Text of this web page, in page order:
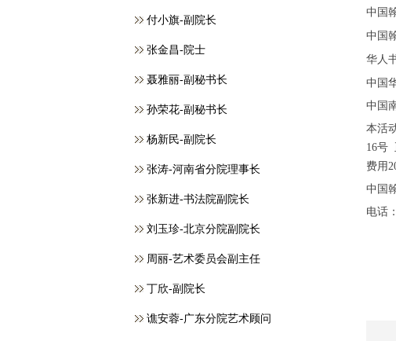
付小旗-副院长
张金昌-院士
聂雅丽-副秘书长
孙荣花-副秘书长
杨新民-副院长
张涛-河南省分院理事长
张新进-书法院副院长
刘玉珍-北京分院副院长
周丽-艺术委员会副主任
丁欣-副院长
谯安蓉-广东分院艺术顾问
中国
中国
华人
中国
中国
本活
16号
费用
中国
电话